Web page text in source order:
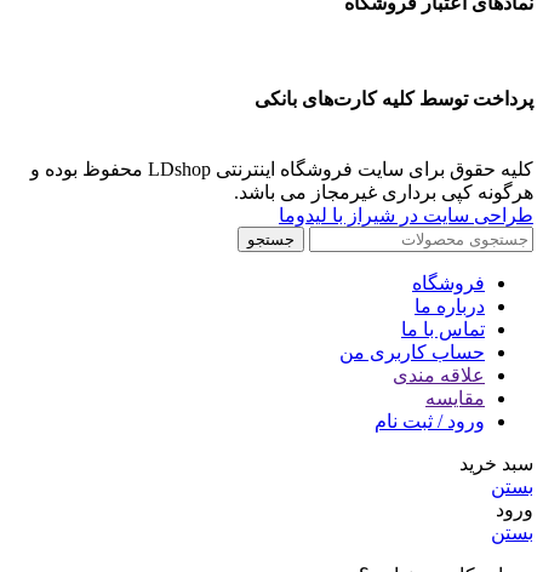
پرداخت توسط کلیه کارت‌های بانکی
کلیه حقوق برای سایت فروشگاه اینترنتی LDshop محفوظ بوده و
هرگونه کپی برداری غیرمجاز می باشد.
طراحی سایت در شیراز با لیدوما
جستجو
فروشگاه
درباره ما
تماس با ما
حساب کاربری من
علاقه مندی
مقايسه
ورود / ثبت نام
سبد خرید
بستن
ورود
بستن